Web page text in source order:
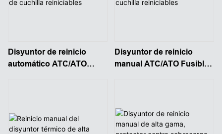
Disyuntor de reinicio
automático ATC/ATO
Disyuntor de reinicio
manual ATC/ATO Fusibles